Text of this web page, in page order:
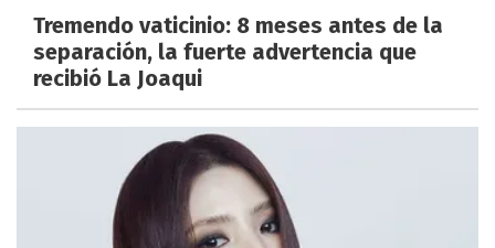
Tremendo vaticinio: 8 meses antes de la
separación, la fuerte advertencia que
recibió La Joaqui